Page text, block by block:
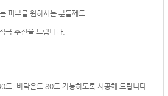
피부를 원하시는 분들께도
적극 추전을 드립니다.
도, 바닥온도 80도 가능하도록 시공해 드립니다.